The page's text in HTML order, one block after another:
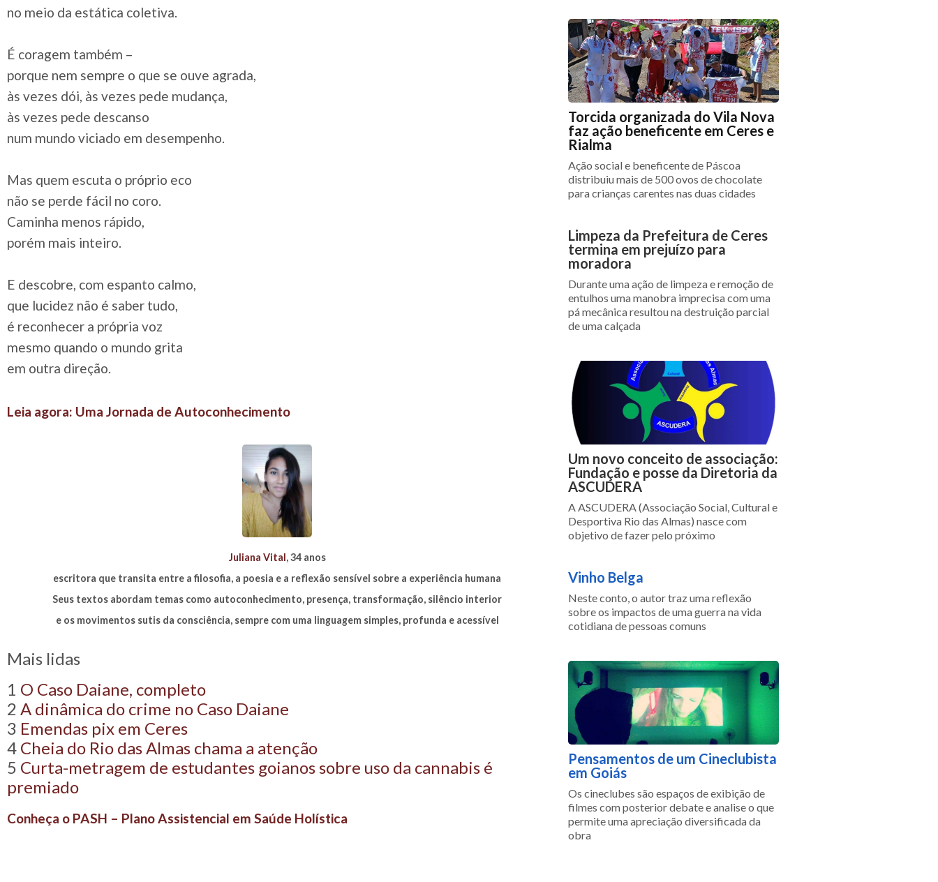
no meio da estática coletiva.
É coragem também –
porque nem sempre o que se ouve agrada,
às vezes dói, às vezes pede mudança,
às vezes pede descanso
num mundo viciado em desempenho.
Mas quem escuta o próprio eco
não se perde fácil no coro.
Caminha menos rápido,
porém mais inteiro.
E descobre, com espanto calmo,
que lucidez não é saber tudo,
é reconhecer a própria voz
mesmo quando o mundo grita
em outra direção.
Leia agora: Uma Jornada de Autoconhecimento
Juliana Vital, 34 anos
escritora que transita entre a filosofia, a poesia e a reflexão sensível sobre a experiência humana
Seus textos abordam temas como autoconhecimento, presença, transformação, silêncio interior
e os movimentos sutis da consciência, sempre com uma linguagem simples, profunda e acessível
Mais lidas
1 O Caso Daiane, completo
2 A dinâmica do crime no Caso Daiane
3 Emendas pix em Ceres
4 Cheia do Rio das Almas chama a atenção
5 Curta-metragem de estudantes goianos sobre uso da cannabis é
premiado
Conheça o PASH – Plano Assistencial em Saúde Holística
Torcida organizada do Vila Nova
faz ação beneficente em Ceres e
Rialma
Ação social e beneficente de Páscoa
distribuiu mais de 500 ovos de chocolate
para crianças carentes nas duas cidades
Limpeza da Prefeitura de Ceres
termina em prejuízo para
moradora
Durante uma ação de limpeza e remoção de
entulhos uma manobra imprecisa com uma
pá mecânica resultou na destruição parcial
de uma calçada
Um novo conceito de associação:
Fundação e posse da Diretoria da
ASCUDERA
A ASCUDERA (Associação Social, Cultural e
Desportiva Rio das Almas) nasce com
objetivo de fazer pelo próximo
Vinho Belga
Neste conto, o autor traz uma reflexão
sobre os impactos de uma guerra na vida
cotidiana de pessoas comuns
Pensamentos de um Cineclubista
em Goiás
Os cineclubes são espaços de exibição de
filmes com posterior debate e analise o que
permite uma apreciação diversificada da
obra